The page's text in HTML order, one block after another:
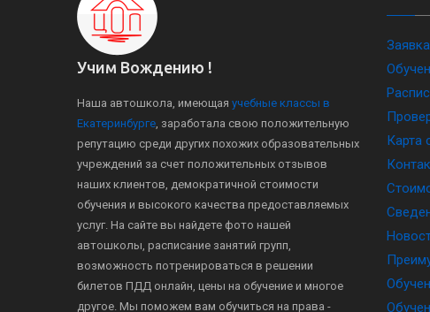
Учим Вождению !
Наша автошкола, имеющая учебные классы в
Екатеринбурге , заработала свою положительную
репутацию среди других похожих образовательных
учреждений за счет положительных отзывов
наших клиентов, демократичной стоимости
обучения и высокого качества предоставляемых
услуг. На сайте вы найдете фото нашей
автошколы, расписание занятий групп,
возможность потренироваться в решении
билетов ПДД онлайн, цены на обучение и многое
другое. Мы поможем вам обучиться на права -
Карта